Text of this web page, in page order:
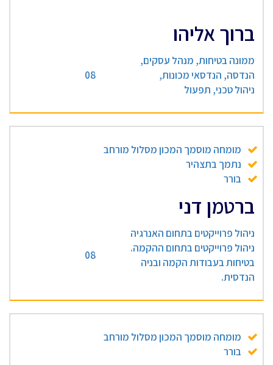
ברוך אליהו
ממונה בטיחות, מנהל עסקים,
הנדסה, הנדסאי מכונות,
ניהול טכני, תפעול
08
מומחה מוסמך המכון מסלול מורחב
נתמך בתצהיר
בורר
ברטמן דני
ניהול פרוייקטים בתחום האנרגיה
ניהול פרוייקטים בתחום ההקמה.
בטיחות בעבודות הקמה ובניה
הנדסית.
08
מומחה מוסמך המכון מסלול מורחב
בורר